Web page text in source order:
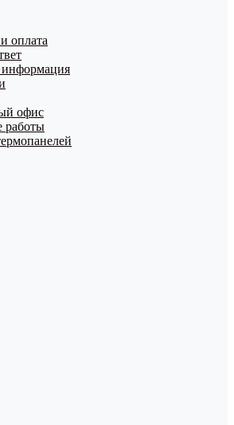
оплата
информация
офис
работы